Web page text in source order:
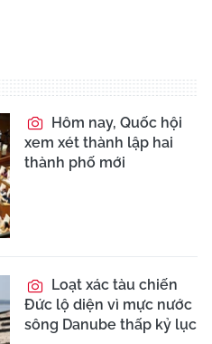
Hôm nay, Quốc hội
xem xét thành lập hai
thành phố mới
Loạt xác tàu chiến
Đức lộ diện vì mực nước
sông Danube thấp kỷ lục